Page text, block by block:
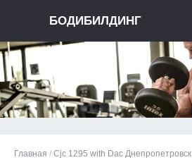
БОДИБИЛДИНГ
Главная / Cjc 1295 with Dac Днепропетровск